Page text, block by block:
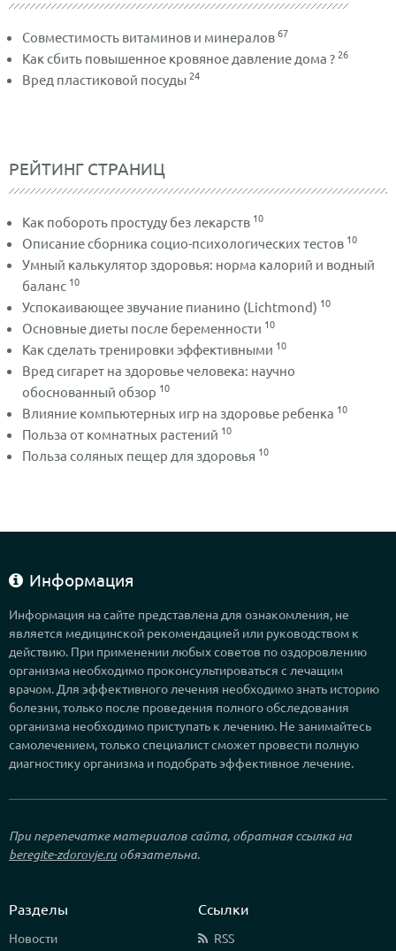
Совместимость витаминов и минералов67
Как сбить повышенное кровяное давление дома ?26
Вред пластиковой посуды24
РЕЙТИНГ СТРАНИЦ
Как побороть простуду без лекарств 10
Описание сборника социо-психологических тестов 10
Умный калькулятор здоровья: норма калорий и водный
баланс 10
Успокаивающее звучание пианино (Lichtmond) 10
Основные диеты после беременности 10
Как сделать тренировки эффективными 10
Вред сигарет на здоровье человека: научно
обоснованный обзор 10
Влияние компьютерных игр на здоровье ребенка 10
Польза от комнатных растений 10
Польза соляных пещер для здоровья 10
Информация
Информация на сайте представлена для ознакомления, не
является медицинской рекомендацией или руководством к
действию. При применении любых советов по оздоровлению
организма необходимо проконсультироваться с лечащим
врачом. Для эффективного лечения необходимо знать историю
болезни, только после проведения полного обследования
организма необходимо приступать к лечению. Не занимайтесь
самолечением, только специалист сможет провести полную
диагностику организма и подобрать эффективное лечение.
При перепечатке материалов сайта, обратная ссылка на
beregite-zdorovje.ruобязательна.
Разделы
Новости
Ссылки
RSS